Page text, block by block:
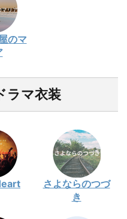
のマ
ラマ衣装
さよならのつづ
き